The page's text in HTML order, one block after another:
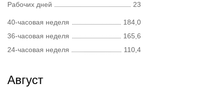
Рабочих дней
23
40-часовая неделя
184,0
36-часовая неделя
165,6
24-часовая неделя
110,4
Август